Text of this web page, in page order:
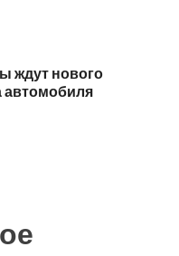
ждут нового
автомобиля